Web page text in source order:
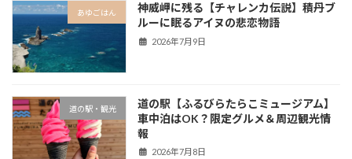
あゆごはん
神威岬に残る【チャレンカ伝説】積丹ブ
ルーに眠るアイヌの悲恋物語
2026年7月9日
道の駅・観光
道の駅【ふるびらたらこミュージアム】
車中泊はOK？限定グルメ＆周辺観光情
報
2026年7月8日